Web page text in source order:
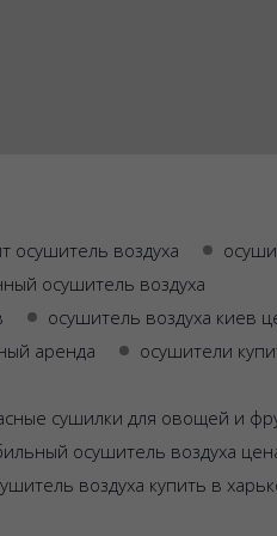
осушитель воздуха
осушитель воздуха
осушитель воздуха киев
аренда
осушители
сушилки для овощей и
осушитель воздуха
воздуха купить в